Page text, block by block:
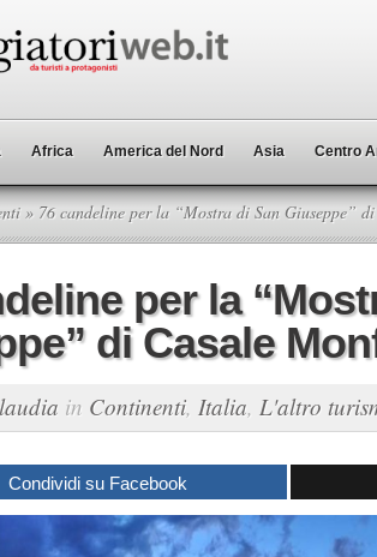
Africa America del Nord Asia Centro
» 76 candeline per la “Mostra di San Giuseppe”
per la
di Casale
in Continenti, Italia, L'altro
Condividi su Facebook